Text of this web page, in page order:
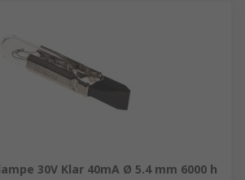
30V Klar 40mA Ø 5.4 mm 6000 h